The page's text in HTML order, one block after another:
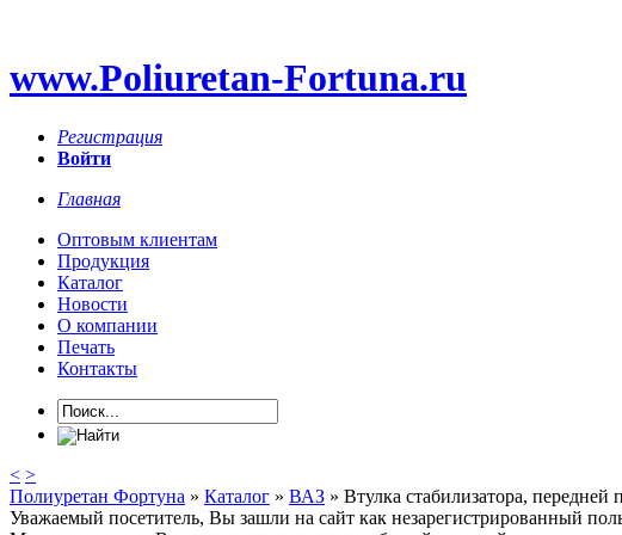
www.Poliuretan-Fortuna.ru
Регистрация
Войти
Главная
Оптовым клиентам
Продукция
Каталог
Новости
О компании
Печать
Контакты
< >
Полиуретан Фортуна » Каталог » ВАЗ » Втулка стабилизатора,
Уважаемый посетитель, Вы зашли на сайт как незарегистрированный